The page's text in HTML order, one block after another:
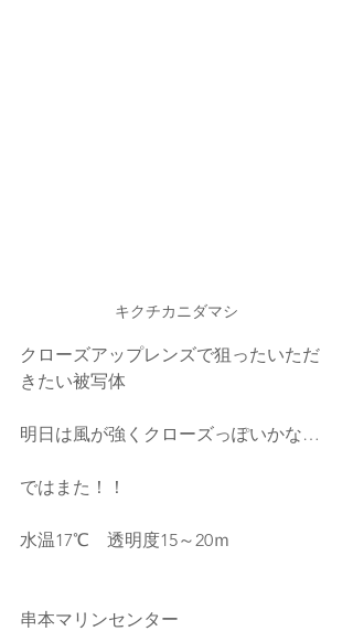
キクチカニダマシ
クローズアップレンズで狙ったいただ
きたい被写体
明日は風が強くクローズっぽいかな…
ではまた！！
水温17℃　透明度15～20ｍ
串本マリンセンター